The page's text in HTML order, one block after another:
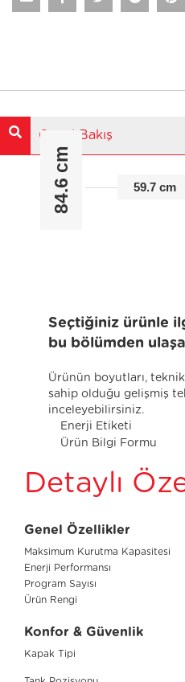
Genel Bakış
84.6 cm 59.7 cm
Seçtiğiniz ürünle
bu bölümden
Ürünün boyutları,
sahip olduğu gelişmiş
inceleyebilirsiniz.
Enerji Etiketi
Ürün Bilgi Formu
Detaylı
Genel Özellikler
Maksimum Kurutma Kapasitesi
Enerji Performansı
Program Sayısı
Ürün Rengi
Konfor & Güvenlik
Kapak Tipi